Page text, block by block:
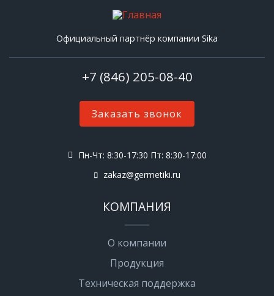
Официальный партнёр компании Sika
+7 (846) 205-08-40
Заказать звонок
Пн-Чт: 8:30-17:30 Пт: 8:30-17:00
zakaz@germetiki.ru
КОМПАНИЯ
О компании
Продукция
Техническая поддержка